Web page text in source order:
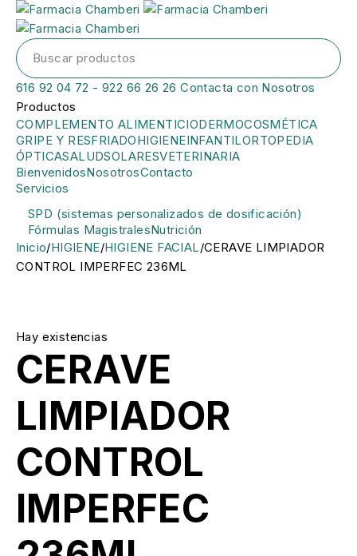
616 92 04 72 - 922 66 26 26 Contacta con Nosotros
Productos
COMPLEMENTO ALIMENTICIODERMOCOSMÉTICA
GRIPE Y RESFRIADOHIGIENEINFANTILORTOPEDIA
ÓPTICASALUDSOLARESVETERINARIA
BienvenidosNosotrosContacto
Servicios
SPD (sistemas personalizados de dosificación)
Fórmulas MagistralesNutrición
Inicio/HIGIENE/HIGIENE FACIAL/CERAVE LIMPIADOR
CONTROL IMPERFEC 236ML
Hay existencias
CERAVE
LIMPIADOR
CONTROL
IMPERFEC